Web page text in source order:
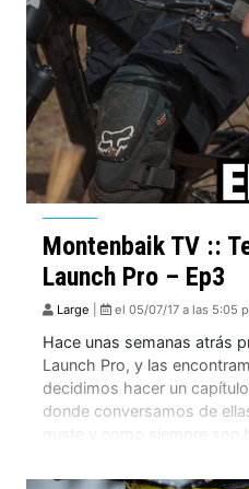
Montenbaik TV ::
Launch Pro – Ep3
Large el 05/07/17 a las 5:05
Hace unas semanas atrás
Launch Pro, y las
decidimos hacer un
donde conversamos de